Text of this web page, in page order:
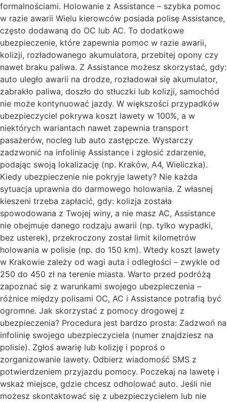
formalnościami. Holowanie z Assistance – szybka pomoc
w razie awarii Wielu kierowców posiada polisę Assistance,
często dodawaną do OC lub AC. To dodatkowe
ubezpieczenie, które zapewnia pomoc w razie awarii,
kolizji, rozładowanego akumulatora, przebitej opony czy
nawet braku paliwa. Z Assistance możesz skorzystać, gdy:
auto uległo awarii na drodze, rozładował się akumulator,
zabrakło paliwa, doszło do stłuczki lub kolizji, samochód
nie może kontynuować jazdy. W większości przypadków
ubezpieczyciel pokrywa koszt lawety w 100%, a w
niektórych wariantach nawet zapewnia transport
pasażerów, nocleg lub auto zastępcze. Wystarczy
zadzwonić na infolinię Assistance i zgłosić zdarzenie,
podając swoją lokalizację (np. Kraków, A4, Wieliczka).
Kiedy ubezpieczenie nie pokryje lawety? Nie każda
sytuacja uprawnia do darmowego holowania. Z własnej
kieszeni trzeba zapłacić, gdy: kolizja została
spowodowana z Twojej winy, a nie masz AC, Assistance
nie obejmuje danego rodzaju awarii (np. tylko wypadki,
bez usterek), przekroczony został limit kilometrów
holowania w polisie (np. do 150 km). Wtedy koszt lawety
w Krakowie zależy od wagi auta i odległości – zwykle od
250 do 450 zł na terenie miasta. Warto przed podróżą
zapoznać się z warunkami swojego ubezpieczenia –
różnice między polisami OC, AC i Assistance potrafią być
ogromne. Jak skorzystać z pomocy drogowej z
ubezpieczenia? Procedura jest bardzo prosta: Zadzwoń na
infolinię swojego ubezpieczyciela (numer znajdziesz na
polisie). Zgłoś awarię lub kolizję i poproś o
zorganizowanie lawety. Odbierz wiadomość SMS z
potwierdzeniem przyjazdu pomocy. Poczekaj na lawetę i
wskaż miejsce, gdzie chcesz odholować auto. Jeśli nie
możesz skontaktować się z ubezpieczycielem lub nie